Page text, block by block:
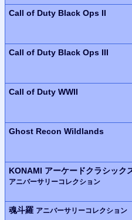
Call of Duty Black Ops II
Call of Duty Black Ops III
Call of Duty WWII
Ghost Recon Wildlands
KONAMI アーケードクラシック
アニバーサリーコレクション
魂斗羅 アニバーサリーコレクション